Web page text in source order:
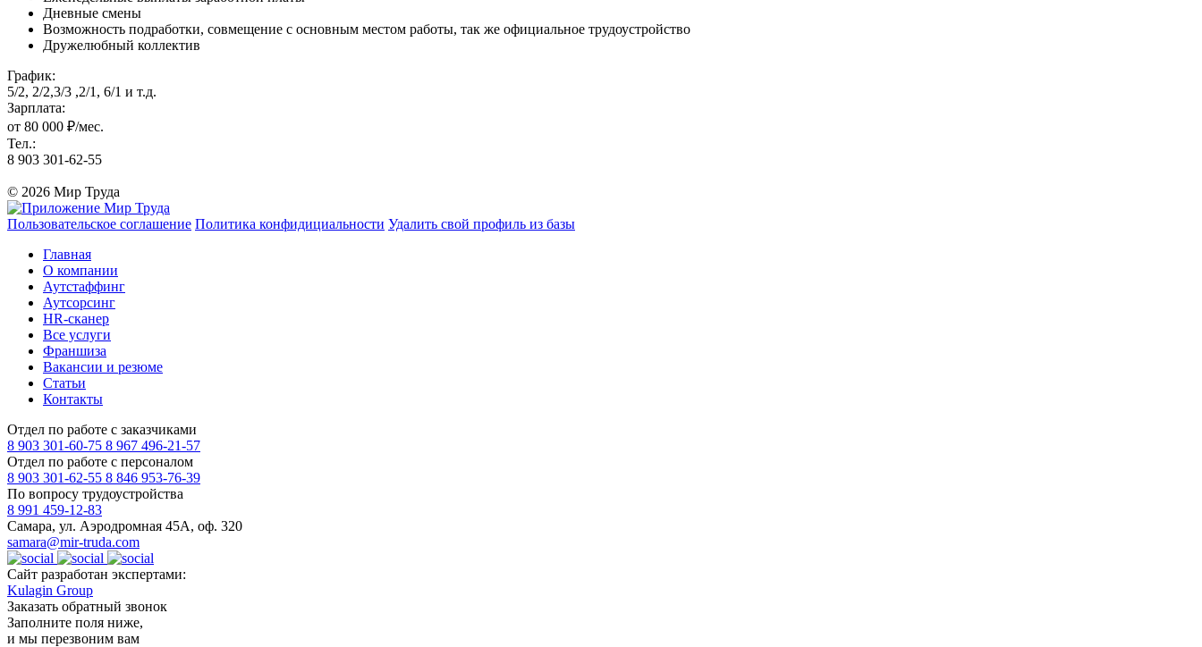
Дневные смены
Возможность подработки, совмещение с основным местом работы, так же официальное трудоустройство
Дружелюбный коллектив
График:
5/2, 2/2,3/3 ,2/1, 6/1 и т.д.
Зарплата:
от 80 000 ₽/мес.
Тел.:
8 903 301-62-55
© 2026 Мир Труда
Пользовательское соглашение Политика конфидициальности Удалить свой профиль из базы
Главная
О компании
Аутстаффинг
Аутсорсинг
HR-сканер
Все услуги
Франшиза
Вакансии и резюме
Статьи
Контакты
Отдел по работе с заказчиками
8 903 301-60-75 8 967 496-21-57
Отдел по работе с персоналом
8 903 301-62-55 8 846 953-76-39
По вопросу трудоустройства
8 991 459-12-83
Самара, ул. Аэродромная 45А, оф. 320
samara@mir-truda.com
Сайт разработан экспертами:
Kulagin Group
Заказать обратный звонок
Заполните поля ниже,
и мы перезвоним вам